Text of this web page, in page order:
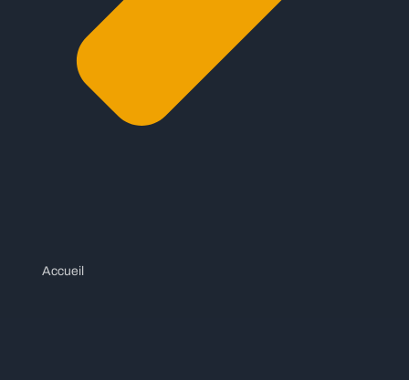
Accueil